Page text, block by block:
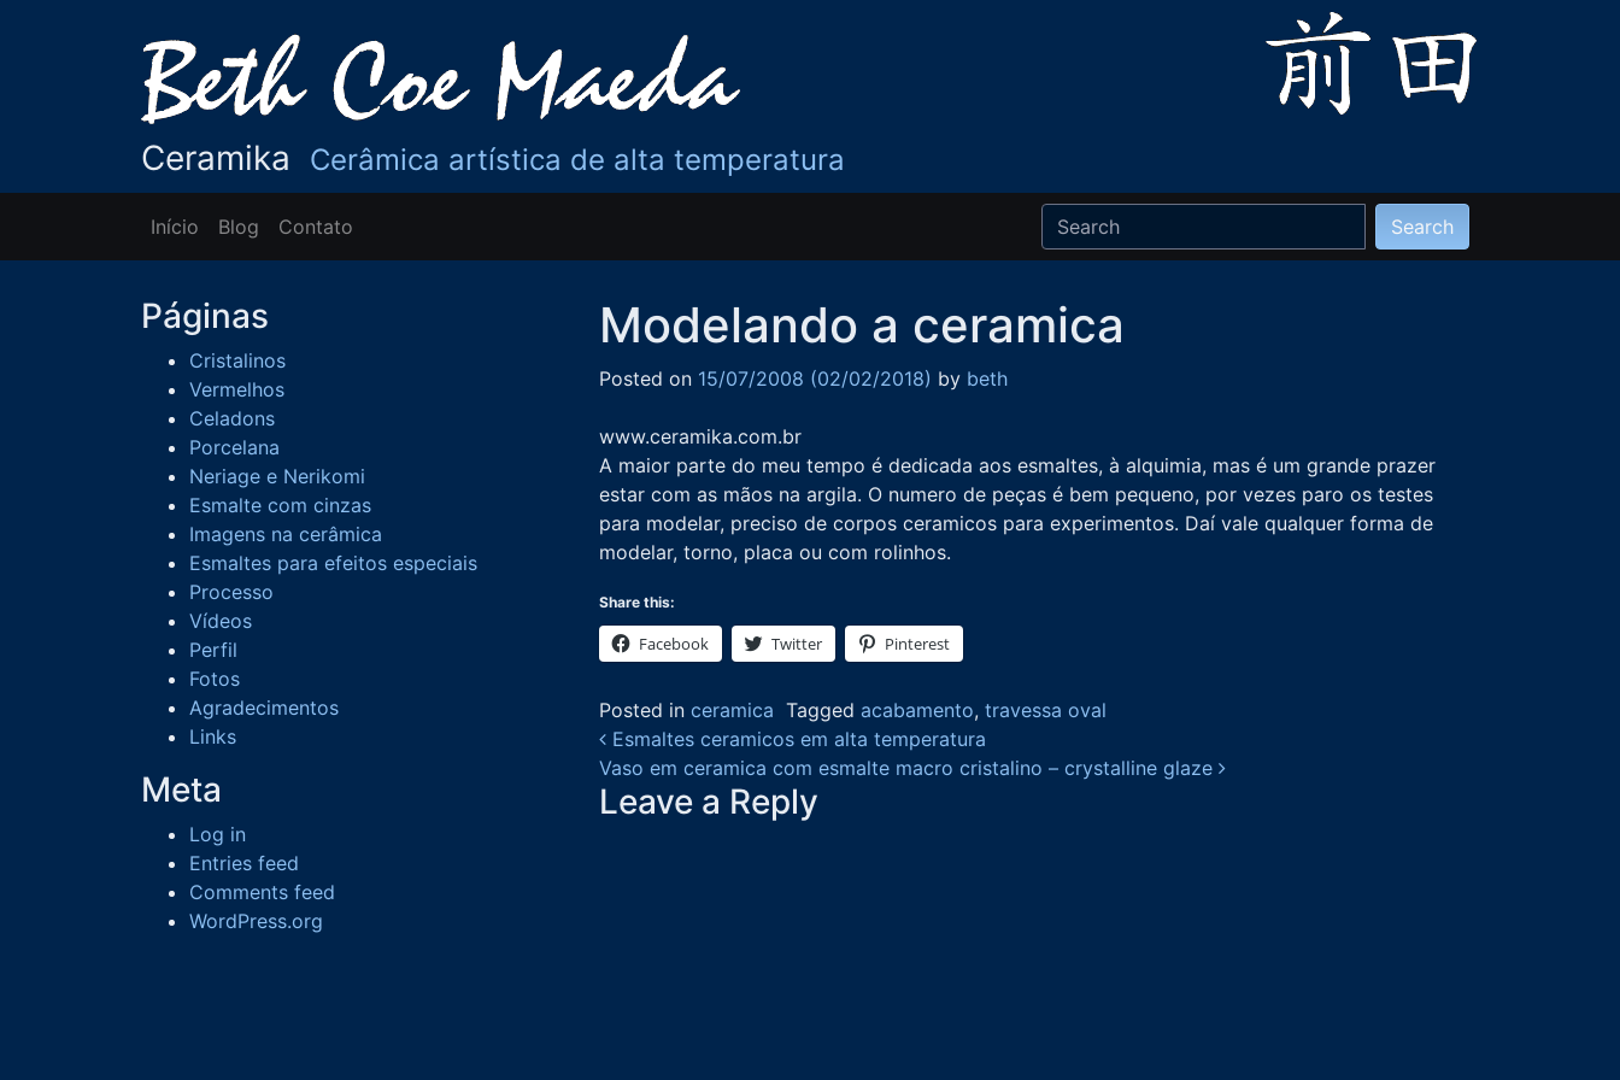
Ceramika Cerâmica artística de alta temperatura
Início Blog Contato
Páginas
Cristalinos
Vermelhos
Celadons
Porcelana
Neriage e Nerikomi
Esmalte com cinzas
Imagens na cerâmica
Esmaltes para efeitos especiais
Processo
Vídeos
Perfil
Fotos
Agradecimentos
Links
Meta
Log in
Entries feed
Comments feed
WordPress.org
Modelando a ceramica
Posted on 15/07/2008 (02/02/2018) bybeth
www.ceramika.com.br
A maior parte do meu tempo é dedicada aos esmaltes, à alquimia, mas é um grande prazer
estar com as mãos na argila. O numero de peças é bem pequeno, por vezes paro os testes
para modelar, preciso de corpos ceramicos para experimentos. Daí vale qualquer forma de
modelar, torno, placa ou com rolinhos.
Share this:
Facebook Twitter Pinterest
Posted in ceramica Tagged acabamento, travessa oval
Post navigation
Esmaltes ceramicos em alta temperatura
Vaso em ceramica com esmalte macro cristalino – crystalline glaze
Leave a Reply